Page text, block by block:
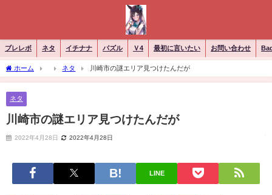
ブレレボ ネタ イチナナ パズル Ｖ4 最初に言いたい お問い合わせ
ホーム ネタ 川崎市の謎エリア見つけたんだが
ネタ
川崎市の謎エリア見つけたんだが
2022年4月28日 2022年4月28日
LINE